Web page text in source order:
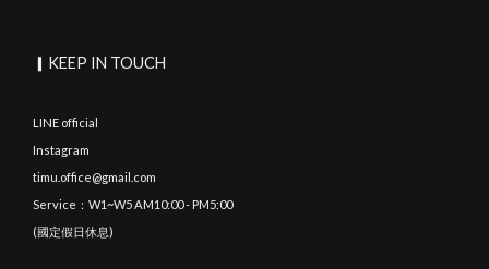
▎KEEP IN TOUCH
LINE official
Instagram
timu.office@gmail.com
Service：W1~W5 AM10:00 - PM5:00
(國定假日休息)